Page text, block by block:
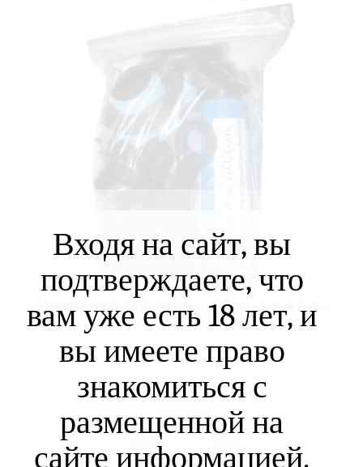
Ремкомплект ПВХ лодок и матрасов в тубусе
Входя на сайт, вы
подтверждаете, что
вам уже есть 18 лет, и
вы имеете право
знакомиться с
размещенной на
сайте информацией.